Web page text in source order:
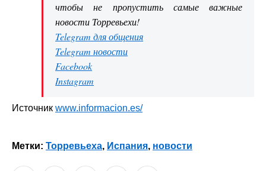
чтобы не пропустить самые важные
новости Торревьехи!
Telegram для общения
Telegram новости
Facebook
Instagram
Источник www.informacion.es/
Метки: Торревьеха, Испания, новости